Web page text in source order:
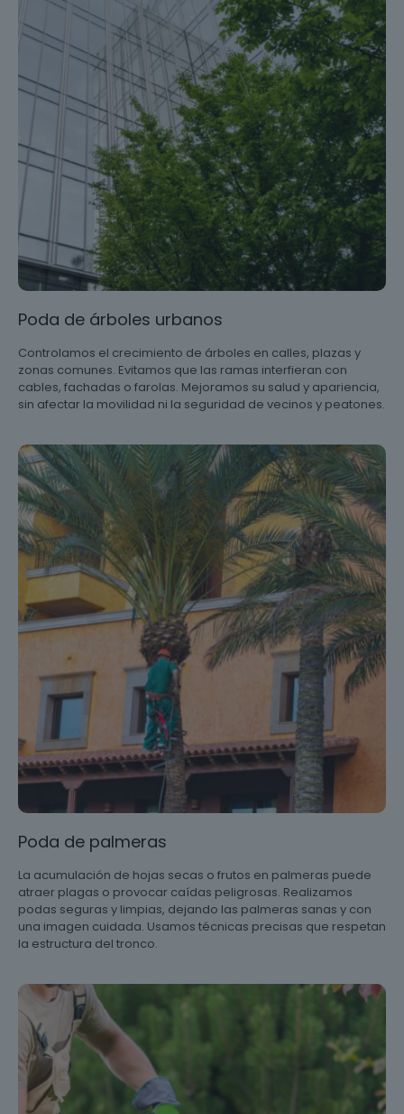
Poda de árboles urbanos
Controlamos el crecimiento de árboles en calles, plazas y
zonas comunes. Evitamos que las ramas interfieran con
cables, fachadas o farolas. Mejoramos su salud y apariencia,
sin afectar la movilidad ni la seguridad de vecinos y peatones.
Poda de palmeras
La acumulación de hojas secas o frutos en palmeras puede
atraer plagas o provocar caídas peligrosas. Realizamos
podas seguras y limpias, dejando las palmeras sanas y con
una imagen cuidada. Usamos técnicas precisas que respetan
la estructura del tronco.